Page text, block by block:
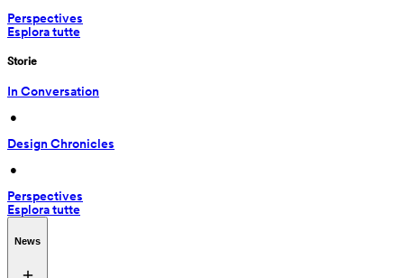
Perspectives
Esplora tutte
Storie
In Conversation
•
Design Chronicles
•
Perspectives
Esplora tutte
News